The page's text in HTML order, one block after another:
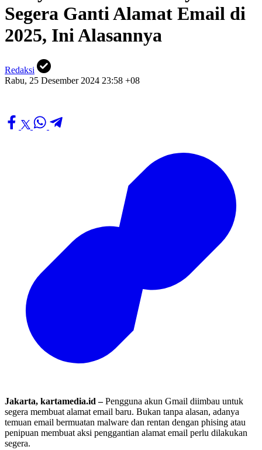
Segera Ganti Alamat Email di
2025, Ini Alasannya
Redaksi
Rabu, 25 Desember 2024 23:58 +08
Jakarta, kartamedia.id –Pengguna akun Gmail diimbau untuk
segera membuat alamat email baru. Bukan tanpa alasan, adanya
temuan email bermuatan malware dan rentan dengan phising atau
penipuan membuat aksi penggantian alamat email perlu dilakukan
segera.